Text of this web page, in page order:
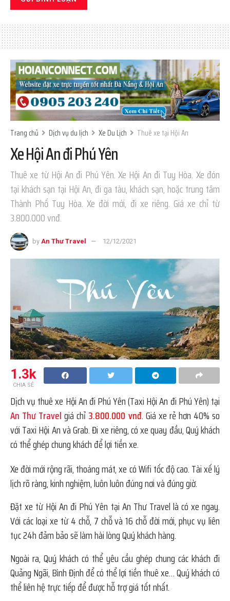
Trang chủ Dịch vụ du lịch Xe Du Lịch Thuê xe tại Hội An
Xe Hội An đi Phú Yên
Thuê xe từ Hội An đi Phú Yên. Xe Hội An đi Tuy Hòa. Xe đón
tại khách sạn tại Hội An, đi ga tàu, khách sạn, hoặc trung tâm
Thành Phố Tuy Hòa. Xe đời mới, đi xe riêng. Giá xe chỉ từ
3.800.000 vnđ.
by An Thư Travel 12/12/2021
1.3k
CHIA SẺ
Dịch vụ thuê xe Hội An đi Phú Yên (Taxi Hội An đi Phú Yên) tại
An Thư Travel giá chỉ 3.800.000 vnđ. Giá xe rẻ hơn 40% so
với Taxi Hội An và Grab. Đi xe riêng, có xe quay đầu, Quý khách
có thể ghép chung khách để lợi tiền xe.
Xe đời mới rộng rãi, thoáng mát, xe có Wifi tốc độ cao. Tài xế lý
lịch rõ ràng, kinh nghiệm, luôn luôn đúng nơi và đúng giờ.
Đặt xe từ Hội An đi Phú Yên tại An Thư Travel là có xe ngay.
Với các loại xe từ 4 chỗ, 7 chỗ và 16 chỗ đời mới, phục vụ liên
tục 24h đảm bảo sẽ làm hài lòng Quý khách hàng.
Ngoài ra, Quý khách có thể yêu cầu ghép chung các khách đi
Quảng Ngãi, Bình Định để có thể lợi tiền thuê xe… Quý khách có
thể liên hệ trực tiếp để được hỗ trợ giá tốt nhất.